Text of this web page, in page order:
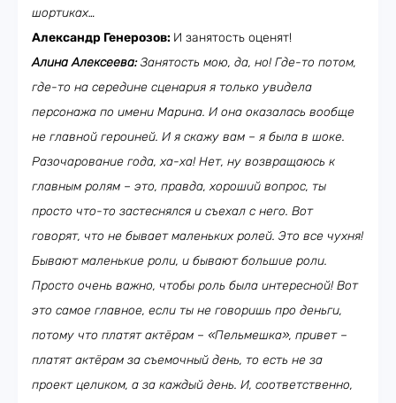
шортиках…
Александр Генерозов: И занятость оценят!
Алина Алексеева:Занятость мою, да, но! Где-то потом,
где-то на середине сценария я только увидела
персонажа по имени Марина. И она оказалась вообще
не главной героиней. И я скажу вам – я была в шоке.
Разочарование года, ха-ха! Нет, ну возвращаюсь к
главным ролям – это, правда, хороший вопрос, ты
просто что-то застеснялся и съехал с него. Вот
говорят, что не бывает маленьких ролей. Это все чухня!
Бывают маленькие роли, и бывают большие роли.
Просто очень важно, чтобы роль была интересной! Вот
это самое главное, если ты не говоришь про деньги,
потому что платят актёрам – «Пельмешка», привет –
платят актёрам за съемочный день, то есть не за
проект целиком, а за каждый день. И, соответственно,